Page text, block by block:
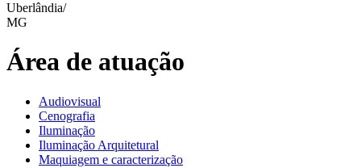
Uberlândia/
MG
Área de atuação
Audiovisual
Cenografia
Iluminação
Iluminação Arquitetural
Maquiagem e caracterização